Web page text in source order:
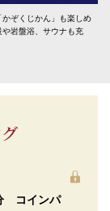
ぞくじかん」も楽しめ
岩盤浴、サウナも充
コインパ